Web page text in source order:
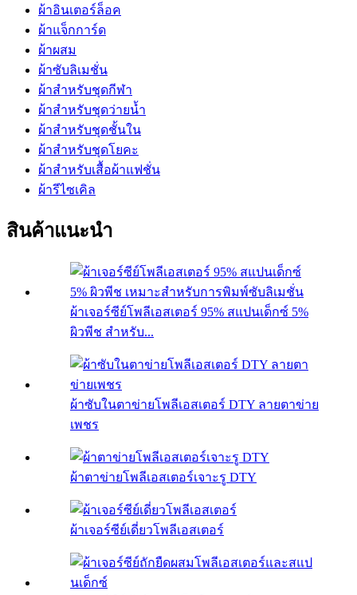
ผ้าอินเตอร์ล็อค
ผ้าแจ็กการ์ด
ผ้าผสม
ผ้าซับลิเมชั่น
ผ้าสำหรับชุดกีฬา
ผ้าสำหรับชุดว่ายน้ำ
ผ้าสำหรับชุดชั้นใน
ผ้าสำหรับชุดโยคะ
ผ้าสำหรับเสื้อผ้าแฟชั่น
ผ้ารีไซเคิล
สินค้าแนะนำ
ผ้าเจอร์ซีย์โพลีเอสเตอร์ 95% สแปนเด็กซ์ 5%
ผิวพีช สำหรับ...
ผ้าซับในตาข่ายโพลีเอสเตอร์ DTY ลายตาข่าย
เพชร
ผ้าตาข่ายโพลีเอสเตอร์เจาะรู DTY
ผ้าเจอร์ซีย์เดี่ยวโพลีเอสเตอร์